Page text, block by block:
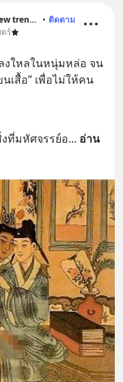
No.1 lifestyle blog that explore new trend and history • ติดตาม
ร์
งใหลในหนุ่มหล่อ จน
เสื้อ” เพื่อไม่ให้คน
ที่มหัศจรรย์อ... อ่าน